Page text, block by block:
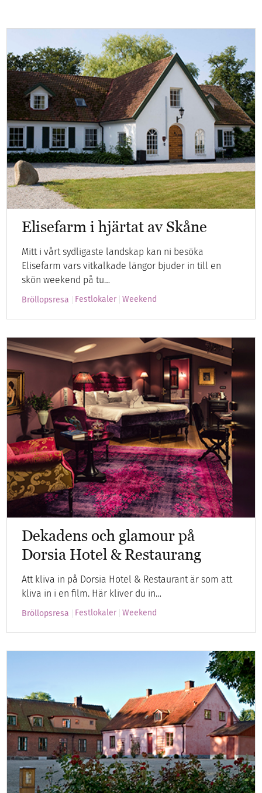
Elisefarm i hjärtat av Skåne
Mitt i vårt sydligaste landskap kan ni besöka
Elisefarm vars vitkalkade längor bjuder in till en
skön weekend på tu…
Bröllopsresa Festlokaler Weekend
Dekadens och glamour på
Dorsia Hotel & Restaurang
Att kliva in på Dorsia Hotel & Restaurant är som att
kliva in i en film. Här kliver du in…
Bröllopsresa Festlokaler Weekend